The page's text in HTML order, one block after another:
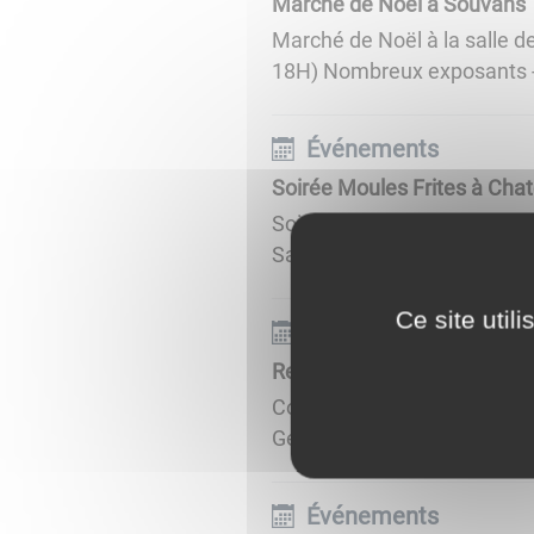
Marché de Noël à la salle
18H) Nombreux exposants
Événements
Soirée Moules Frites à
Soirée Moules Frites avec
Samedi 30 novembre 2024
Événements
Repas Anciens Fin d'Année
Comme l'année dernière, il
Germigney, Chatelay et
Événements
Ce site